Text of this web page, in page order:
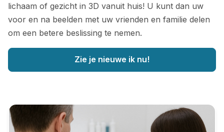
lichaam of gezicht in 3D vanuit huis! U kunt dan uw
voor en na beelden met uw vrienden en familie delen
om een betere beslissing te nemen.
Zie je nieuwe ik nu!